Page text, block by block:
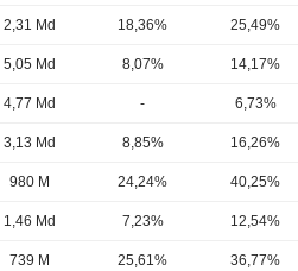
2,31 Md 18,36% 25,49%
5,05 Md 8,07% 14,17%
4,77 Md - 6,73%
3,13 Md 8,85% 16,26%
980 M 24,24% 40,25%
1,46 Md 7,23% 12,54%
739 M 25,61% 36,77%